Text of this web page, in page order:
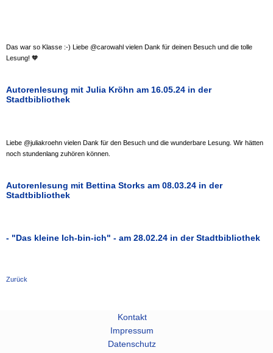
Das war so Klasse :-) Liebe @carowahl vielen Dank für deinen Besuch und die tolle
Lesung! 🧡
Autorenlesung mit Julia Kröhn am 16.05.24 in der
Stadtbibliothek
Liebe @juliakroehn vielen Dank für den Besuch und die wunderbare Lesung. Wir hätten
noch stundenlang zuhören können.
Autorenlesung mit Bettina Storks am 08.03.24 in der
Stadtbibliothek
- "Das kleine Ich-bin-ich" - am 28.02.24 in der Stadtbibliothek
Zurück
Kontakt
Impressum
Datenschutz